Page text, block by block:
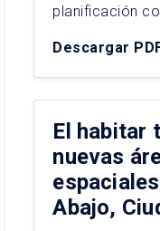
planificación
Descargar
El habitar
nuevas
Abajo,